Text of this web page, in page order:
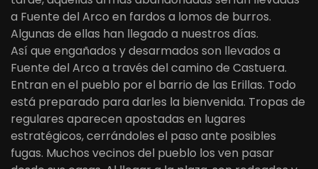
a Fuente del Arco en fardos a lomos de burros.
Algunas de ellas han llegado a nuestros días.
Así que engañados y desarmados son llevados a
Fuente del Arco a través del camino de Castuera.
Entran en el pueblo por el barrio de las Erillas. Todo
está preparado para darles la bienvenida. Tropas de
regulares aparecen apostadas en lugares
estratégicos, cerrándoles el paso ante posibles
fugas. Muchos vecinos del pueblo los ven pasar